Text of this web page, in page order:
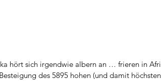
hört sich irgendwie albern an … frieren in
des 5895 hohen (und damit